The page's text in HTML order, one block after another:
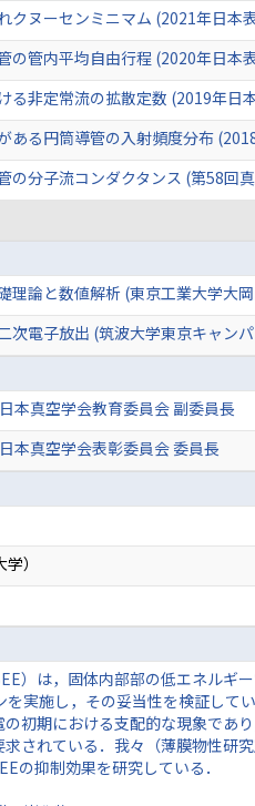
クヌーセンミニマム (2021年日本
の管内平均自由行程 (2020年日本
る非定常流の拡散定数 (2019年日
ある円筒導管の入射頻度分布
の分子流コンダクタンス (第58回
理論と数値解析 (東京工業大学大
次電子放出 (筑波大学東京キャン
日本真空学会教育委員会 副委員長
日本真空学会表彰委員会 委員長
）
）は，固体内部部の低エネル
実施し，その妥当性を検証してい
初期における支配的な現象で
されている．我々（薄膜物性
の抑制効果を研究している．